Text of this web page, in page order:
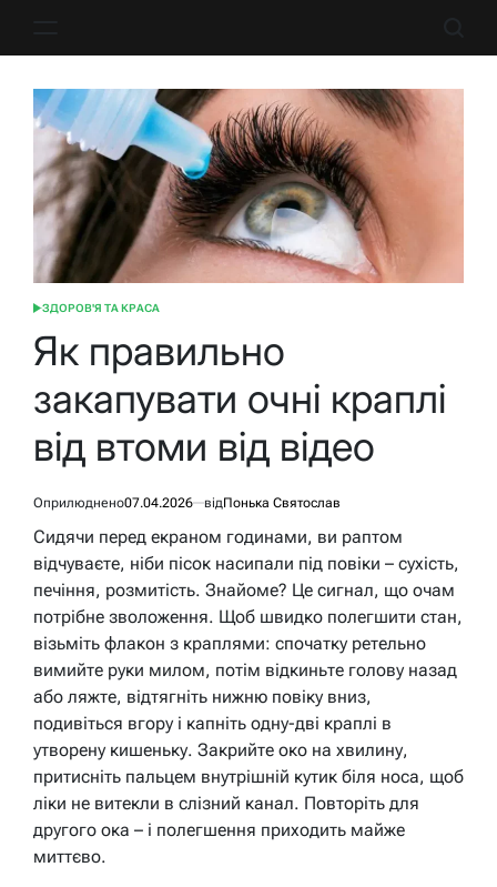
ОПУБЛІКУВАТИ
ЗДОРОВ'Я ТА КРАСА
Як правильно
закапувати очні краплі
від втоми від відео
Оприлюднено07.04.2026 відПонька Святослав
Сидячи перед екраном годинами, ви раптом
відчуваєте, ніби пісок насипали під повіки – сухість,
печіння, розмитість. Знайоме? Це сигнал, що очам
потрібне зволоження. Щоб швидко полегшити стан,
візьміть флакон з краплями: спочатку ретельно
вимийте руки милом, потім відкиньте голову назад
або ляжте, відтягніть нижню повіку вниз,
подивіться вгору і капніть одну-дві краплі в
утворену кишеньку. Закрийте око на хвилину,
притисніть пальцем внутрішній кутик біля носа, щоб
ліки не витекли в слізний канал. Повторіть для
другого ока – і полегшення приходить майже
миттєво.